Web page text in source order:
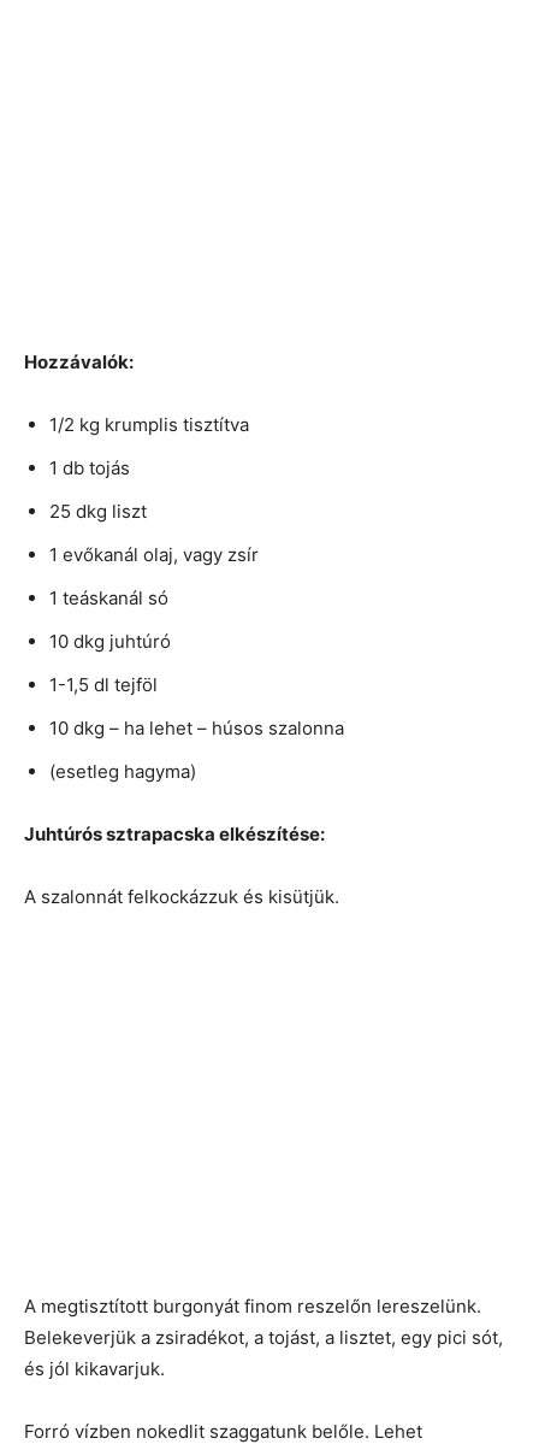
Hozzávalók:
1/2 kg krumplis tisztítva
1 db tojás
25 dkg liszt
1 evőkanál olaj, vagy zsír
1 teáskanál só
10 dkg juhtúró
1-1,5 dl tejföl
10 dkg – ha lehet – húsos szalonna
(esetleg hagyma)
Juhtúrós sztrapacska elkészítése:
A szalonnát felkockázzuk és kisütjük.
A megtisztított burgonyát finom reszelőn lereszelünk.
Belekeverjük a zsiradékot, a tojást, a lisztet, egy pici sót,
és jól kikavarjuk.
Forró vízben nokedlit szaggatunk belőle. Lehet